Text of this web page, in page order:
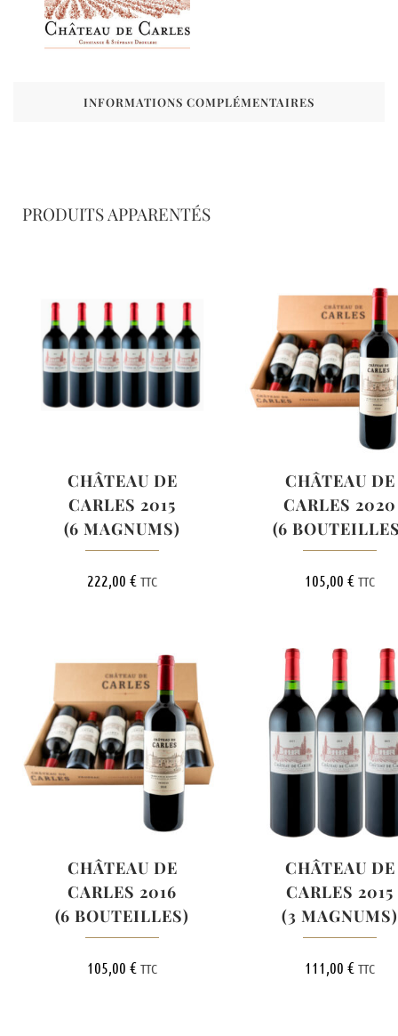
INFORMATIONS COMPLÉMENTAIRES
PRODUITS APPARENTÉS
CHÂTEAU DE
CARLES 2015
(6 MAGNUMS)
222,00 € TTC
CHÂTEAU DE
CARLES 2020
(6
105,00 € TTC
CHÂTEAU DE
CARLES 2016
(6 BOUTEILLES)
105,00 € TTC
CHÂTEAU DE
CARLES 2015
(3 MAGNUMS)
111,00 € TTC